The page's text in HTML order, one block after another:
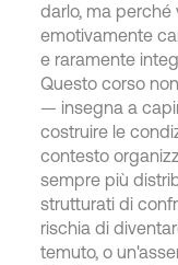
darlo, ma
emotivamente
e raramente
Questo corso
— insegna a
costruire le
contesto
sempre più
strutturati di
rischia di
temuto, o